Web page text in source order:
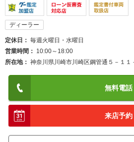
ディーラー
定休日
毎週火曜日・水曜日
営業時間
10:00～18:00
所在地
神奈川県川崎市川崎区鋼管通５－１１
無料電話
来店予約